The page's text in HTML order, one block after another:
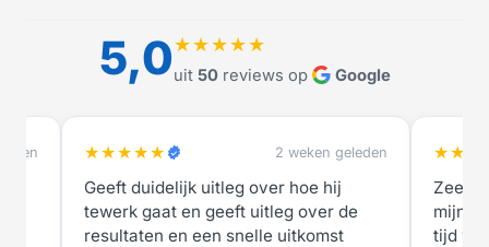
5,0★★★★★
uit 50reviews op Google
★★★★★ 2 weken geleden
Geeft duidelijk uitleg over hoe hij
tewerk gaat en geeft uitleg over de
resultaten en een snelle uitkomst
Zeer
mijn
tijd